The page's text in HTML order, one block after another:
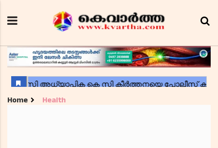
Home Health